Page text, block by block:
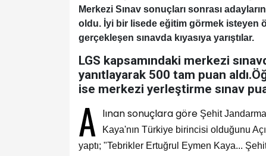
Merkezi Sınav sonuçları sonrası
oldu. İyi bir lisede eğitim görmek isteyen
gerçekleşen sınavda kıyasıya yarıştılar.
LGS kapsamındaki merkezi
yanıtlayarak 500 tam puan
ise merkezi yerleştirme sınav
A lınan sonuçlara göre Şehit
Kaya'nın Türkiye birincisi olduğunu
yaptı; "Tebrikler Ertuğrul Eymen Kaya...